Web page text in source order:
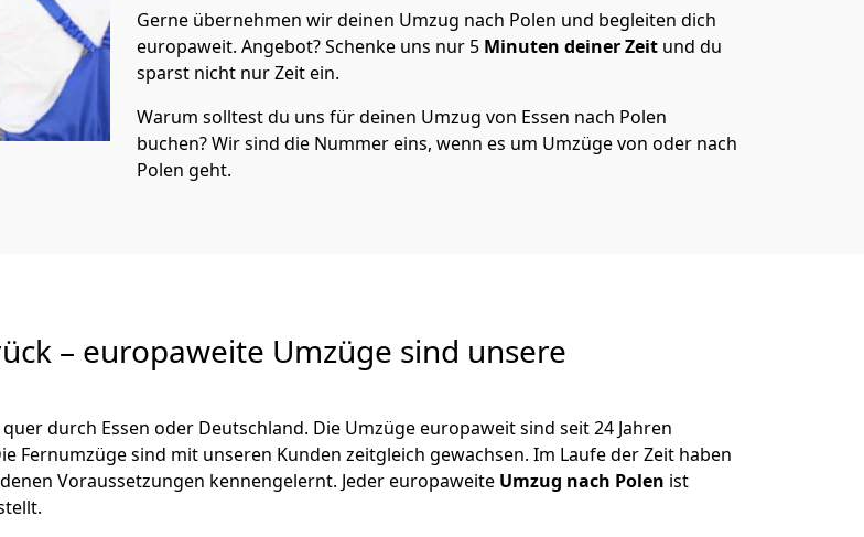
Gerne übernehmen wir deinen Umzug nach Polen und begleiten dich
europaweit. Angebot? Schenke uns nur 5 Minuten deiner Zeit und du
sparst nicht nur Zeit ein.
Warum solltest du uns für deinen Umzug von Essen nach Polen
buchen? Wir sind die Nummer eins, wenn es um Umzüge von oder nach
Polen geht.
– europaweite Umzüge sind unsere
durch Essen oder Deutschland. Die Umzüge europaweit sind seit24 Jahren
Fernumzüge sind mit unseren Kunden zeitgleich gewachsen. Im Laufe der Zeit haben
Voraussetzungen kennengelernt. Jeder europaweite Umzug nach Polen ist